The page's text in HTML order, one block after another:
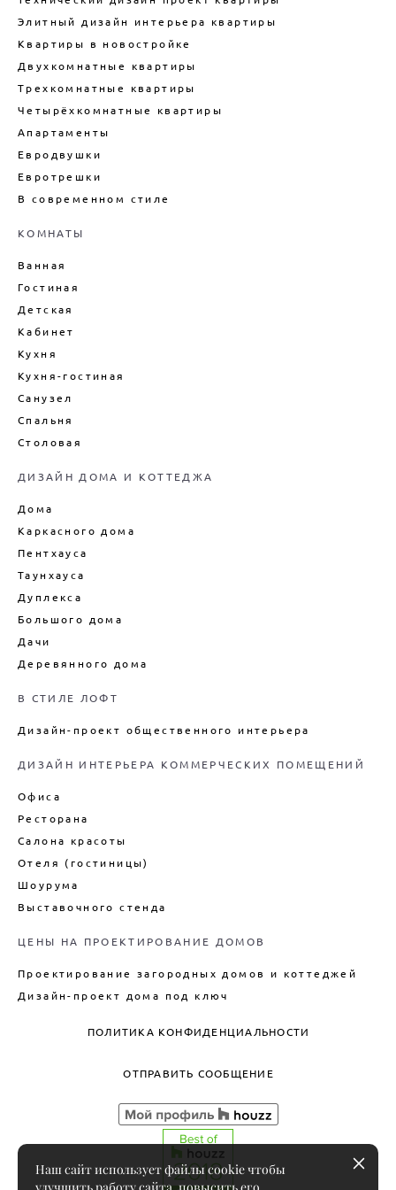
ДИЗАЙН ДУПЛЕКСА
НОВОСТРОЙКЕ
ТЕХНИЧЕСКИЙ ДИЗАЙН
КВАРТИРЫ
ВНУТРЕННИЙ ИНТЕРЬЕР
ДИЗАЙН БОЛЬШОГО ДОМА
ДИЗАЙН ДОМА ПОД КЛЮЧ
ДИЗАЙН ИНТЕРЬЕРА ДАЧИ
ПОДБОР МЕБЕЛИ ДЛЯ ИНТЕРЬЕРА
ВАННОЙ
ГОСТИНОЙ
ЦЕНЫ НА ПРОЕКТИРОВАНИЕ
Элитный дизайн интерьера квартиры
Квартиры в новостройке
Двухкомнатные квартиры
Трехкомнатные квартиры
Четырёхкомнатные квартиры
Апартаменты
Евродвушки
Евротрешки
В современном стиле
КОМНАТЫ
Ванная
Гостиная
Детская
Кабинет
Кухня
Кухня-гостиная
Санузел
Спальня
Столовая
ДИЗАЙН ДОМА И КОТТЕДЖА
Дома
Каркасного дома
Пентхауса
Таунхауса
Дуплекса
Большого дома
Дачи
Деревянного дома
В СТИЛЕ ЛОФТ
Дизайн-проект общественного интерьера
ДИЗАЙН ИНТЕРЬЕРА КОММЕРЧЕСКИХ ПОМЕЩЕНИЙ
Офиса
Ресторана
Салона красоты
Отеля (гостиницы)
Шоурума
Выставочного стенда
ЦЕНЫ НА ПРОЕКТИРОВАНИЕ ДОМОВ
Проектирование загородных домов и коттеджей
Дизайн-проект дома под ключ
ПОЛИТИКА КОНФИДЕНЦИАЛЬНОСТИ
ОТПРАВИТЬ СООБЩЕНИЕ
Наш сайт использует файлы cookie чтобы